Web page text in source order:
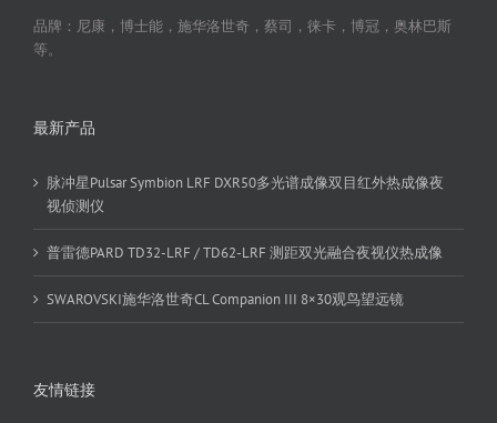
品牌：尼康，博士能，施华洛世奇，蔡司，徕卡，博冠，奥林巴斯
等。
最新产品
脉冲星Pulsar Symbion LRF DXR50多光谱成像双目红外热成像夜
视侦测仪
普雷德PARD TD32-LRF / TD62-LRF 测距双光融合夜视仪热成像
SWAROVSKI施华洛世奇CL Companion III 8×30观鸟望远镜
友情链接